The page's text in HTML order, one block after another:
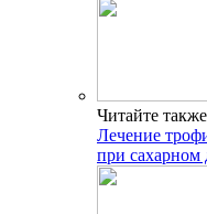
Читайте
Лечение
при сахарном